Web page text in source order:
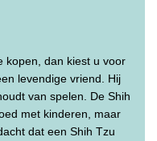
kopen, dan kiest u voor
levendige vriend. Hij
van spelen. De Shih
met kinderen, maar
dat een Shih Tzu